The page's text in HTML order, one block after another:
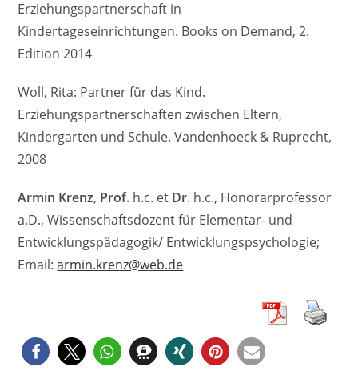
Erziehungspartnerschaft in
Kindertageseinrichtungen. Books on Demand, 2.
Edition 2014
Woll, Rita: Partner für das Kind.
Erziehungspartnerschaften zwischen Eltern,
Kindergarten und Schule. Vandenhoeck & Ruprecht,
2008
Armin Krenz, Prof. h.c. et Dr. h.c., Honorarprofessor
a.D., Wissenschaftsdozent für Elementar- und
Entwicklungspädagogik/ Entwicklungspsychologie;
Email:armin.krenz@web.de